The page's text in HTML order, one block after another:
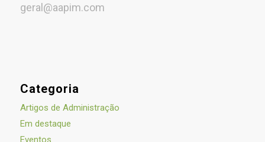
geral@aapim.com
Categoria
Artigos de Administração
Em destaque
Eventos